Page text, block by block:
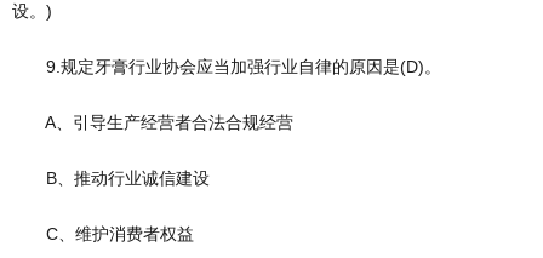
设。)
9.规定牙膏行业协会应当加强行业自律的原因是(D)。
A、引导生产经营者合法合规经营
B、推动行业诚信建设
C、维护消费者权益